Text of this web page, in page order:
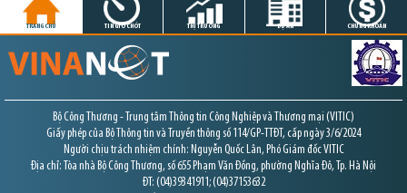
TRANG CHỦ TIN GIỜ CHÓT THỊ TRƯỜNG DỰ ÁN CHỨNG KHOÁN
Bộ Công Thương - Trung tâm Thông tin Công Nghiệp và Thương mại (VITIC)
Giấy phép của Bộ Thông tin và Truyền thông số 114/GP-TTĐT, cấp ngày 3/6/2024
Người chịu trách nhiệm chính: Nguyễn Quốc Lân, Phó Giám đốc VITIC
Địa chỉ: Tòa nhà Bộ Công Thương, số 655 Phạm Văn Đồng, phường Nghĩa Đô, Tp. Hà Nội
ĐT: (04)39341911; (04)37153632